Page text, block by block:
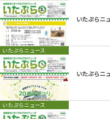
いたぷらニ
いたぷらニュース
いたぷらニ
いたぷらニュース